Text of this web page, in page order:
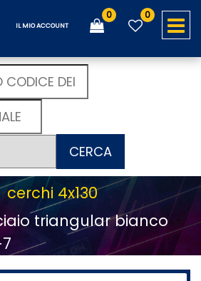
IL MIO ACCOUNT
0 0
CERCA
cerchi 4x130
triangular bianco